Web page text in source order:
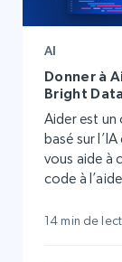
AI
Donner à
Bright
Aider est
basé sur
vous aide à
code à
14 min de